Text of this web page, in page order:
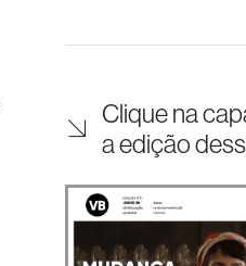
Clique na
a edição